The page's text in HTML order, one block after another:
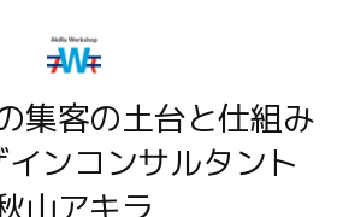
集客の土台と仕組み
ンコンサルタント
山アキラ